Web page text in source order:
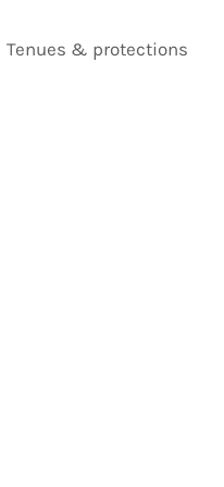
Tenues & protections